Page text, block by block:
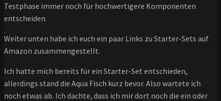
Testphase immer noch für hochwertigere Komponenten
entscheiden.
Weiter unten habe ich euch ein paar Links zu Starter-Sets auf
Amazon zusammengestellt.
Ich hatte mich bereits für ein Starter-Set entschieden,
allerdings stand die Aqua Fisch kurz bevor. Also wartete ich
noch etwas ab. Ich dachte, dass ich mir dort noch die ein oder